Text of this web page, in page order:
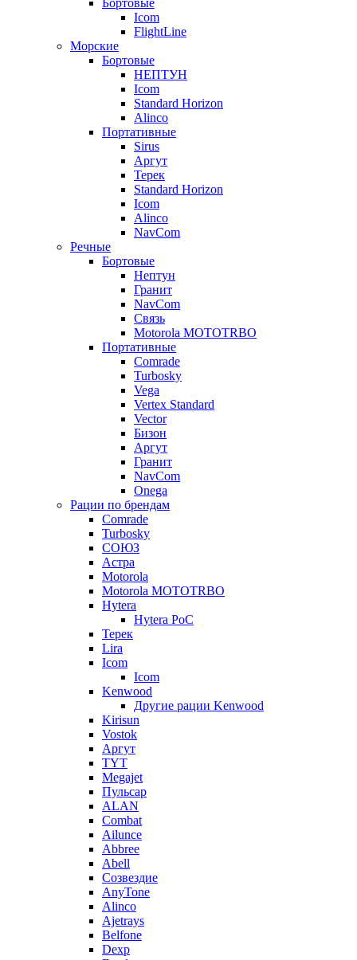
Бортовые
Icom
FlightLine
Морские
Бортовые
НЕПТУН
Icom
Standard Horizon
Alinco
Портативные
Sirus
Аргут
Терек
Standard Horizon
Icom
Alinco
NavCom
Речные
Бортовые
Нептун
Гранит
NavCom
Связь
Motorola MOTOTRBO
Портативные
Comrade
Turbosky
Vega
Vertex Standard
Vector
Бизон
Аргут
Гранит
NavCom
Onega
Рации по брендам
Comrade
Turbosky
СОЮЗ
Астра
Motorola
Motorola MOTOTRBO
Hytera
Hytera PoC
Терек
Lira
Icom
Icom
Kenwood
Другие рации Kenwood
Kirisun
Vostok
Аргут
TYT
Megajet
Пульсар
ALAN
Combat
Ailunce
Abbree
Abell
Созвездие
AnyTone
Alinco
Ajetrays
Belfone
Dexp